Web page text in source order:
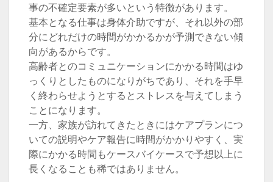
事の不確定要素が多いという特徴があります。
基本となる仕事は身体介助ですが、それ以外の部
分にどれだけの時間がかかるかが予測できない傾
向があるからです。
高齢者とのコミュニケーションにかかる時間はゆ
っくりとしたものになりがちであり、それを手早
く終わらせようとするとストレスを与えてしまう
ことになります。
一方、家族が訪れてきたときにはケアプランにつ
いての説明やケア報告に時間がかかりやすく、実
際にかかる時間もケースバイケースで予想以上に
長くなることも稀ではありません。